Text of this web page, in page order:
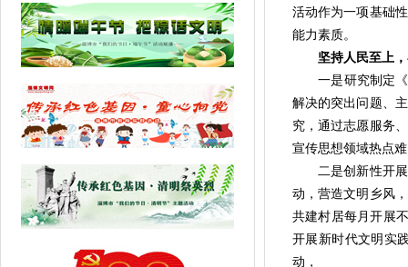
活动作为一项基础
能力素质。
坚持人民至上
一是研究制定《
解决的突出问题、
究，通过志愿服务
宣传思想领域热点
二是创新性开展
动，营造文明乡风
共建村居每月开展
开展新时代文明实
动，